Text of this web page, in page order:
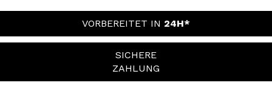
VORBEREITET IN 24H*
SICHERE
ZAHLUNG